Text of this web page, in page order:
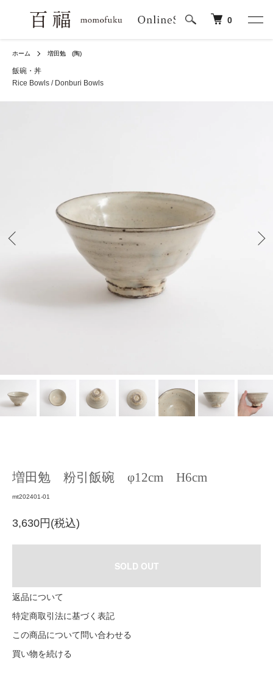
0
ホーム 増田勉 (陶)
飯碗・丼
Rice Bowls / Donburi Bowls
増田勉 粉引飯碗 φ12cm H6cm
mt202401-01
3,630円(税込)
SOLD OUT
返品について
特定商取引法に基づく表記
この商品について問い合わせる
買い物を続ける